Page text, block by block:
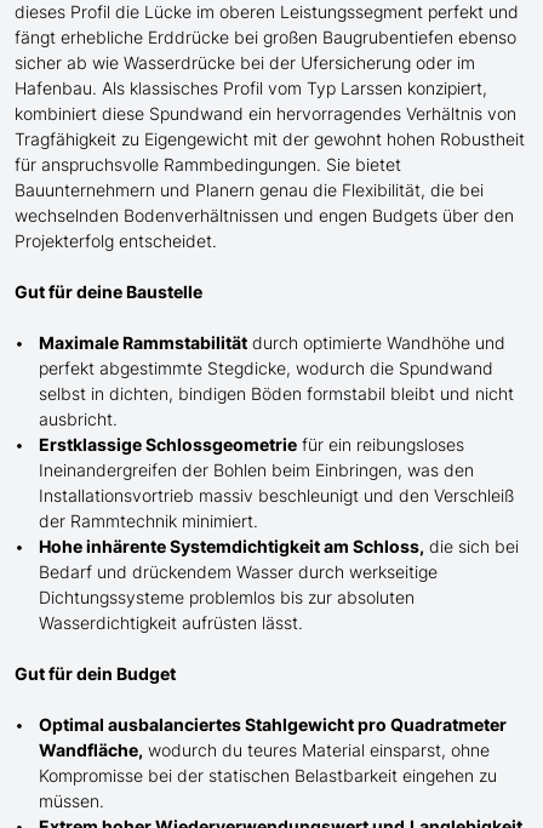
dieses Profil die Lücke im oberen Leistungssegment perfekt und
fängt erhebliche Erddrücke bei großen Baugrubentiefen ebenso
sicher ab wie Wasserdrücke bei der Ufersicherung oder im
Hafenbau. Als klassisches Profil vom Typ Larssen konzipiert,
kombiniert diese Spundwand ein hervorragendes Verhältnis von
Tragfähigkeit zu Eigengewicht mit der gewohnt hohen Robustheit
für anspruchsvolle Rammbedingungen. Sie bietet
Bauunternehmern und Planern genau die Flexibilität, die bei
wechselnden Bodenverhältnissen und engen Budgets über den
Projekterfolg entscheidet.
Gut für deine Baustelle
Maximale Rammstabilität durch optimierte Wandhöhe und
perfekt abgestimmte Stegdicke, wodurch die Spundwand
selbst in dichten, bindigen Böden formstabil bleibt und nicht
ausbricht.
Erstklassige Schlossgeometrie für ein reibungsloses
Ineinandergreifen der Bohlen beim Einbringen, was den
Installationsvortrieb massiv beschleunigt und den Verschleiß
der Rammtechnik minimiert.
Hohe inhärente Systemdichtigkeit am Schloss, die sich bei
Bedarf und drückendem Wasser durch werkseitige
Dichtungssysteme problemlos bis zur absoluten
Wasserdichtigkeit aufrüsten lässt.
Gut für dein Budget
Optimal ausbalanciertes Stahlgewicht pro Quadratmeter
Wandfläche, wodurch du teures Material einsparst, ohne
Kompromisse bei der statischen Belastbarkeit eingehen zu
müssen.